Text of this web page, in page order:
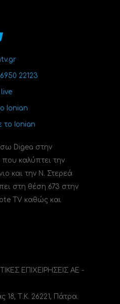
22123
Ionian
το Ionian
Digea στην
καλύπτει την
και την Ν. Στερεά
στη θέση 673 στην
TV καθώς και
ΕΠΙΧΕΙΡΗΣΕΙΣ ΑΕ -
Τ.Κ. 26221, Πάτρα.